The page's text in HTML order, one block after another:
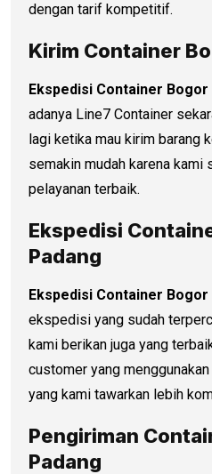
dengan tarif kompetitif.
Kirim Container
Ekspedisi Container Bogor
adanya Line7 Container
lagi ketika mau kirim barang
semakin mudah karena kami
pelayanan terbaik.
Ekspedisi
Padang
Ekspedisi Container Bogor
ekspedisi yang sudah
kami berikan juga yang
customer yang
yang kami tawarkan lebih
Pengiriman
Padang